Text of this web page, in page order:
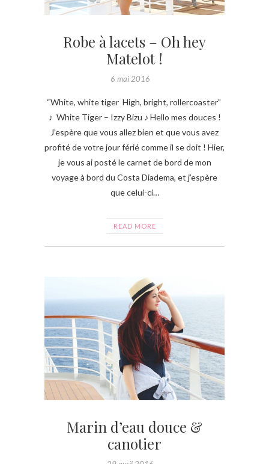
Robe à lacets – Oh hey
Matelot !
6 mai 2016
“White, white tiger High, bright, rollercoaster”
♪ White Tiger – Izzy Bizu ♪ Hello mes douces !
J’espère que vous allez bien et que vous avez
profité de votre jour férié comme il se doit ! Hier,
je vous ai posté le carnet de bord de mon
voyage à bord du Costa Diadema, et j’espère
que celui-ci…
READ MORE
Marin d’eau douce &
canotier